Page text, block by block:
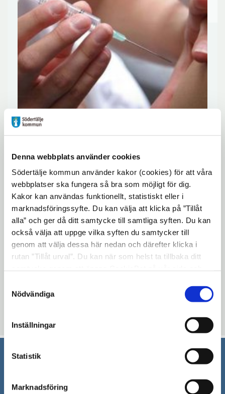
Denna webbplats använder cookies
Södertälje kommun använder kakor (cookies) för att våra
webbplatser ska fungera så bra som möjligt för dig.
Kakor kan användas funktionellt, statistiskt eller i
marknadsföringssyfte. Du kan välja att klicka på ”Tillåt
alla” och ger då ditt samtycke till samtliga syften. Du kan
också välja att uppge vilka syften du samtycker till
genom att välja dessa här nedan och därefter klicka i
rutan ”Tillåt urval”. Du kan när som helst ta tillbaka ditt
"Visa detaljer" kan du läsa om hur kakorna används och
hur vi och våra leverantörer inhämtar och behandlar
Nödvändiga
Inställningar
Statistik
Marknadsföring
Stockholm bokningen för vaccination
mot covid-19 för dig som är född 1976
och tidigare.
Du bokar tid via appen Alltid öppet. Du kan
även boka via telefon på tio olika språk om
du inte har möjlighet att boka via digitala
Mer om hur du bokar tid på 1177.se
151 89 Södertälje